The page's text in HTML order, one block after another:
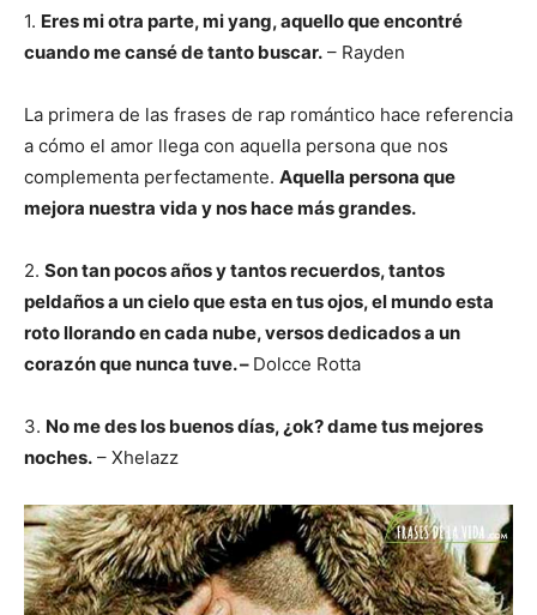
1. Eres mi otra parte, mi yang, aquello que encontré
cuando me cansé de tanto buscar. – Rayden
La primera de las frases de rap romántico hace referencia
a cómo el amor llega con aquella persona que nos
complementa perfectamente. Aquella persona que
mejora nuestra vida y nos hace más grandes.
2. Son tan pocos años y tantos recuerdos, tantos
peldaños a un cielo que esta en tus ojos, el mundo esta
roto llorando en cada nube, versos dedicados a un
corazón que nunca tuve. – Dolcce Rotta
3. No me des los buenos días, ¿ok? dame tus mejores
noches. – Xhelazz